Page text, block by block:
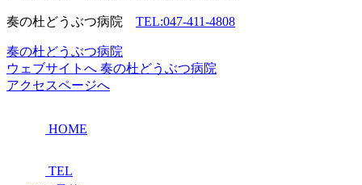
奏の杜どうぶつ病院 TEL:047-411-4808
奏の杜どうぶつ病院
ウェブサイトへ 奏の杜どうぶつ病院
アクセスページへ
HOME
TEL